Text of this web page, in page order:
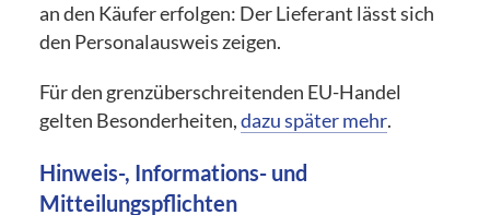
an den Käufer erfolgen: Der Lieferant lässt sich
den Personalausweis zeigen.
Für den grenzüberschreitenden EU-Handel
gelten Besonderheiten,dazu später mehr.
Hinweis-, Informations- und
Mitteilungspflichten